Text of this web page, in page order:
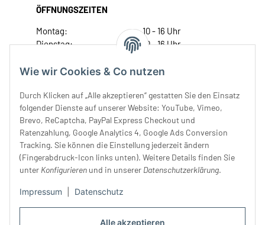
Alle akzeptieren
Wie wir Cookies & Co nutzen
Durch Klicken auf „Alle akzeptieren“ gestatten Sie den Einsatz
folgender Dienste auf unserer Website: YouTube, Vimeo,
Brevo, ReCaptcha, PayPal Express Checkout und
Ratenzahlung, Google Analytics 4, Google Ads Conversion
Tracking. Sie können die Einstellung jederzeit ändern
(Fingerabdruck-Icon links unten). Weitere Details finden Sie
unter Konfigurieren und in unserer Datenschutzerklärung.
Impressum Datenschutz
ÖFFNUNGSZEITEN
Montag:
10 - 16 Uhr
Dienstag:
10 - 16 Uhr
Donnerstag:
10 - 18 Uhr
Samstag:
10 - 14 Uhr
Unser Service
Rechtliches